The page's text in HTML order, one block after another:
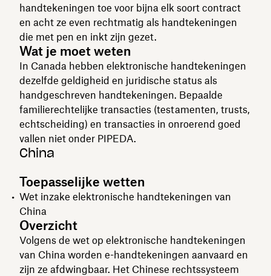
handtekeningen toe voor bijna elk soort contract
en acht ze even rechtmatig als handtekeningen
die met pen en inkt zijn gezet.
Wat je moet weten
In Canada hebben elektronische handtekeningen
dezelfde geldigheid en juridische status als
handgeschreven handtekeningen. Bepaalde
familierechtelijke transacties (testamenten, trusts,
echtscheiding) en transacties in onroerend goed
vallen niet onder PIPEDA.
China
Toepasselijke wetten
Wet inzake elektronische handtekeningen van
China
Overzicht
Volgens de wet op elektronische handtekeningen
van China worden e-handtekeningen aanvaard en
zijn ze afdwingbaar. Het Chinese rechtssysteem